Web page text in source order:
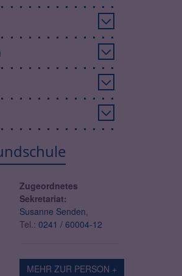
Zugeordnetes
Sekretariat:
Susanne Senden,
Tel.: 0241 / 60004-12
MEHR ZUR PERSON +